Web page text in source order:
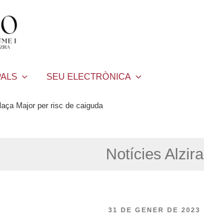
SEU ELECTRÒNICA
Major per risc de caiguda
Notícies Alzira
PUBLICAT
31 DE GENER DE 2023